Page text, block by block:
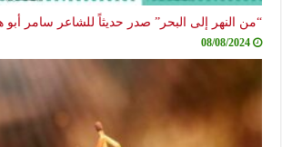
“من النهر إلى البحر” صدر حديثاً للشاعر سامر
08/08/2024